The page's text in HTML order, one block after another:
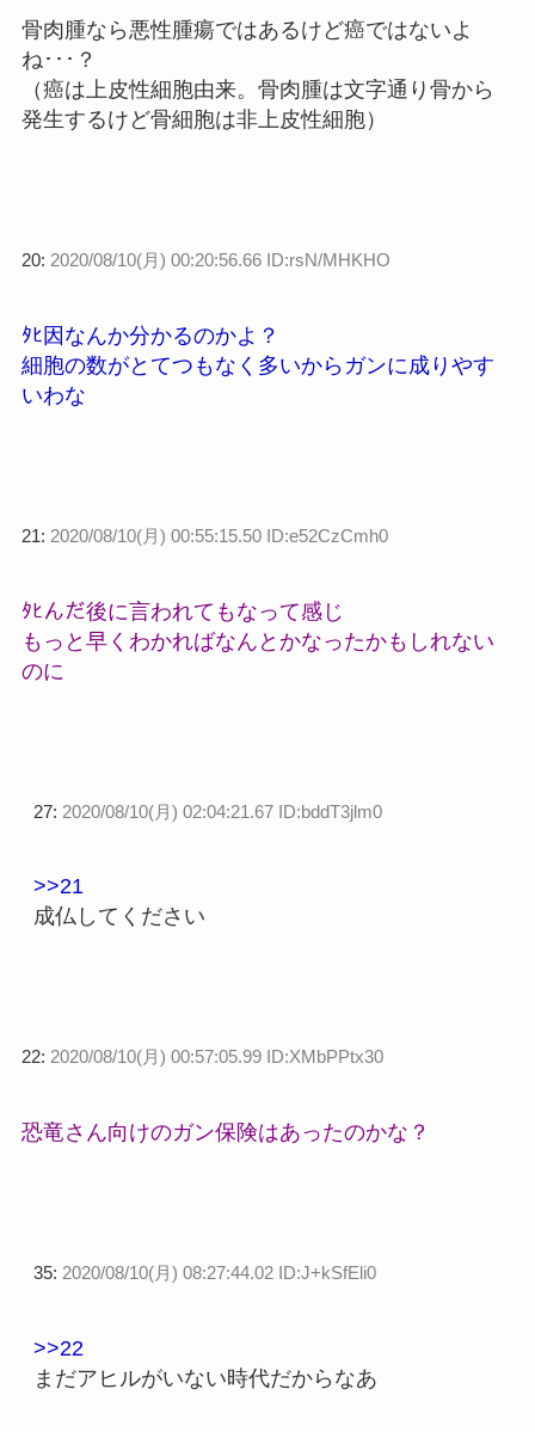
骨肉腫なら悪性腫瘍ではあるけど癌ではないよ
ね･･･？
（癌は上皮性細胞由来。骨肉腫は文字通り骨から
発生するけど骨細胞は非上皮性細胞）
20: 2020/08/10(月) 00:20:56.66 ID:rsN/MHKHO
ﾀﾋ因なんか分かるのかよ？
細胞の数がとてつもなく多いからガンに成りやす
いわな
21: 2020/08/10(月) 00:55:15.50 ID:e52CzCmh0
ﾀﾋんだ後に言われてもなって感じ
もっと早くわかればなんとかなったかもしれない
のに
27: 2020/08/10(月) 02:04:21.67 ID:bddT3jlm0
>>21
成仏してください
22: 2020/08/10(月) 00:57:05.99 ID:XMbPPtx30
恐竜さん向けのガン保険はあったのかな？
35: 2020/08/10(月) 08:27:44.02 ID:J+kSfEli0
>>22
まだアヒルがいない時代だからなあ